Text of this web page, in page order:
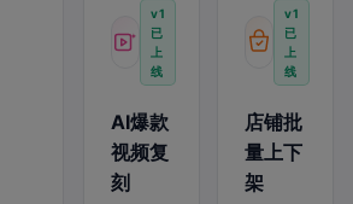
v1
已
上
线
AI爆款
视频复
刻
v1
已
上
线
店铺批
量上下
架